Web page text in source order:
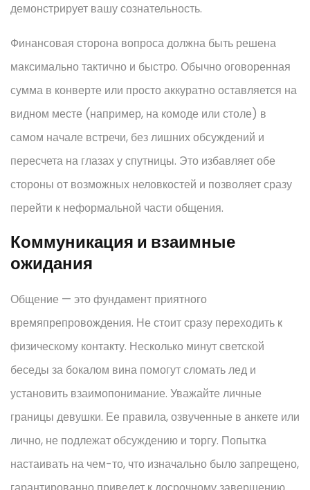
демонстрирует вашу сознательность.
Финансовая сторона вопроса должна быть решена
максимально тактично и быстро. Обычно оговоренная
сумма в конверте или просто аккуратно оставляется на
видном месте (например, на комоде или столе) в
самом начале встречи, без лишних обсуждений и
пересчета на глазах у спутницы. Это избавляет обе
стороны от возможных неловкостей и позволяет сразу
перейти к неформальной части общения.
Коммуникация и взаимные
ожидания
Общение — это фундамент приятного
времяпрепровождения. Не стоит сразу переходить к
физическому контакту. Несколько минут светской
беседы за бокалом вина помогут сломать лед и
установить взаимопонимание. Уважайте личные
границы девушки. Ее правила, озвученные в анкете или
лично, не подлежат обсуждению и торгу. Попытка
настаивать на чем-то, что изначально было запрещено,